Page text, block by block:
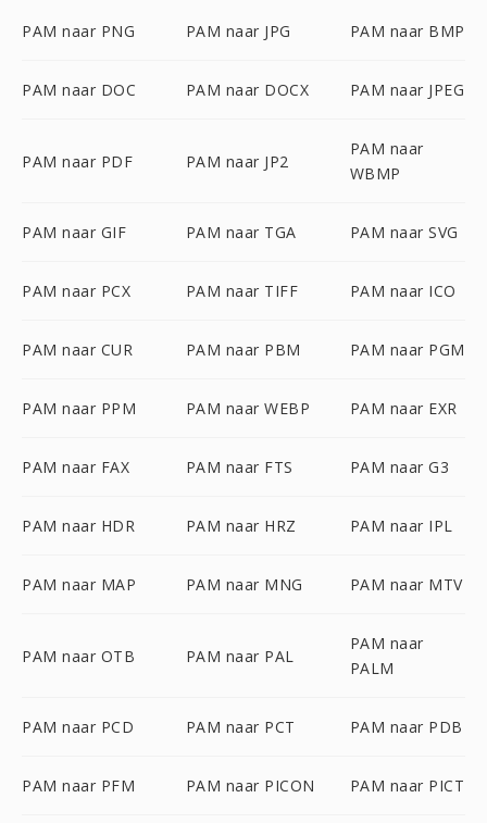
PAM naar PNG PAM naar JPG PAM naar BMP
PAM naar DOC PAM naar DOCX PAM naar JPEG
PAM naar PDF PAM naar JP2
PAM naar
WBMP
PAM naar GIF PAM naar TGA PAM naar SVG
PAM naar PCX PAM naar TIFF PAM naar ICO
PAM naar CUR PAM naar PBM PAM naar PGM
PAM naar PPM PAM naar WEBP PAM naar EXR
PAM naar FAX PAM naar FTS PAM naar G3
PAM naar HDR PAM naar HRZ PAM naar IPL
PAM naar MAP PAM naar MNG PAM naar MTV
PAM naar OTB PAM naar PAL
PAM naar
PALM
PAM naar PCD PAM naar PCT PAM naar PDB
PAM naar PFM PAM naar PICON PAM naar PICT